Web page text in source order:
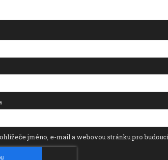
jméno, e-mail a webovou stránku pro